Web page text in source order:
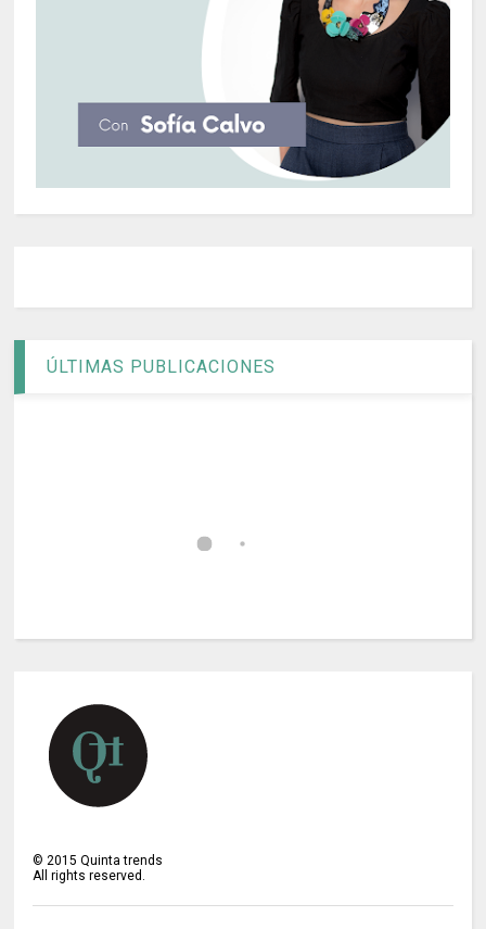
ÚLTIMAS PUBLICACIONES
©2015 Quinta trends
All rights reserved.